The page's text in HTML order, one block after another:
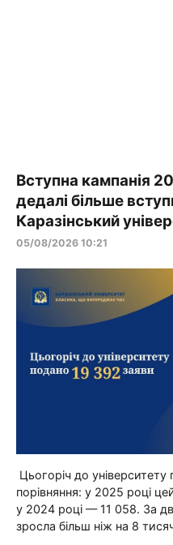
Вступна кампанія
дедалі більше
Каразінський
05/08/2026 10:21
Цьогоріч до
порівняння: у 2025 році
у 2024 році — 11 058. За
зросла більш ніж на 8